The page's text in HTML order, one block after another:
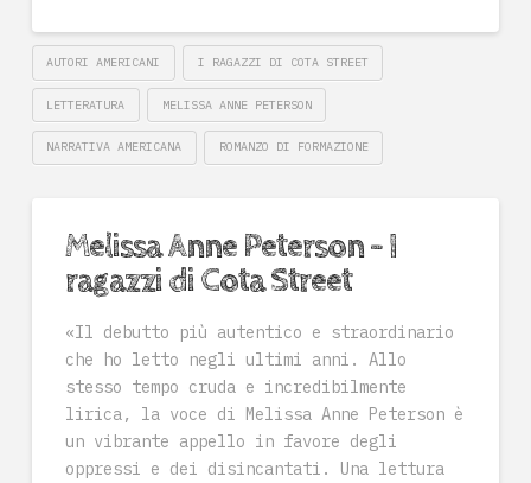
AUTORI AMERICANI I RAGAZZI DI COTA STREET
LETTERATURA MELISSA ANNE PETERSON
NARRATIVA AMERICANA ROMANZO DI FORMAZIONE
Melissa Anne Peterson – I
ragazzi di Cota Street
«Il debutto più autentico e straordinario
che ho letto negli ultimi anni. Allo
stesso tempo cruda e incredibilmente
lirica, la voce di Melissa Anne Peterson è
un vibrante appello in favore degli
oppressi e dei disincantati. Una lettura